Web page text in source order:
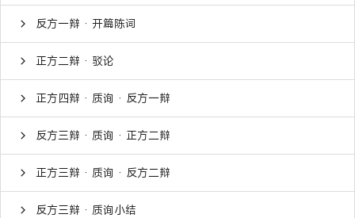
反方一辩 · 开篇陈词
正方二辩 · 驳论
正方四辩 · 质询 · 反方一辩
反方三辩 · 质询 · 正方二辩
正方三辩 · 质询 · 反方二辩
反方三辩 · 质询小结